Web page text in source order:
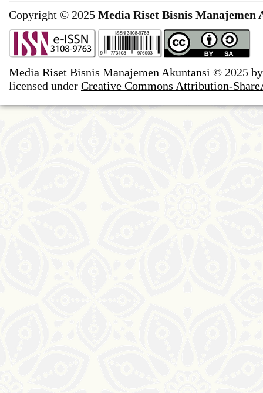
Copyright © 2025 Media Riset Bisnis Manajemen
Media Riset Bisnis Manajemen Akuntansi © 2025
licensed under Creative Commons Attribution-